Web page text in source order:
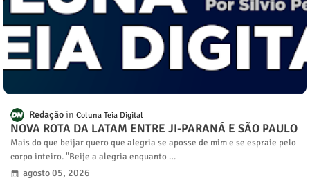
Redação Coluna Teia Digital
NOVA ROTA DA LATAM ENTRE JI-PARANÁ E SÃO PAULO
Mais do que beijar quero que alegria se aposse de mim e se espraie pelo
corpo inteiro. "Beije a alegria enquanto …
agosto 05, 2026